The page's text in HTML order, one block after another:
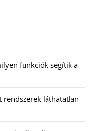
funkciók segítik a
rendszerek láthatatlan